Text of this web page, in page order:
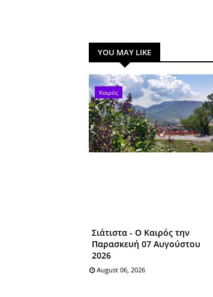
YOU MAY LIKE
Καιρός
Σιάτιστα - Ο Καιρός την
Παρασκευή 07 Αυγούστου
2026
August 06, 2026